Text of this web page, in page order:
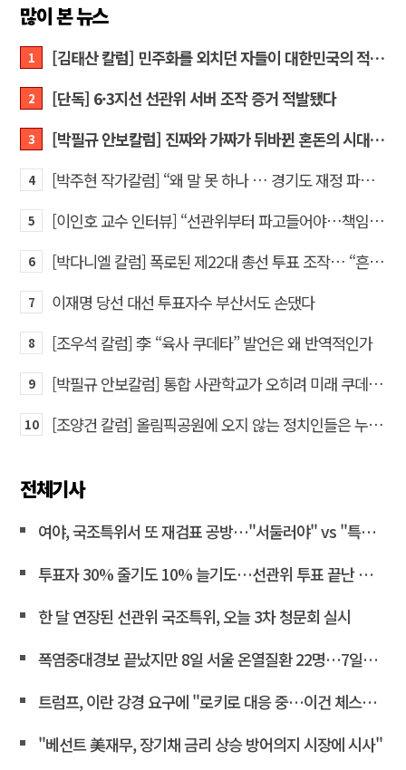
많이 본 뉴스
1 [김태산 칼럼] 민주화를 외치던 자들이 대한민국의 적이고 간첩이었다
2 [단독] 6·3지선 선관위 서버 조작 증거 적발됐다
3 [박필규 안보칼럼] 진짜와 가짜가 뒤바뀐 혼돈의 시대, 안보 파탄은 막아야
4 [박주현 작가칼럼] “왜 말 못 하나 … 경기도 재정 파탄의 진짜 원인을”
5 [이인호 교수 인터뷰] “선관위부터 파고들어야…책임자 직접 고발하라”
6 [박다니엘 칼럼] 폭로된 제22대 총선 투표 조작… “흔들리는 가짜 국회의원들”
7 이재명 당선 대선 투표자수 부산서도 손댔다
8 [조우석 칼럼] 李 “육사 쿠데타” 발언은 왜 반역적인가
9 [박필규 안보칼럼] 통합 사관학교가 오히려 미래 쿠데타의 통로가 되는 이유
10 [조양건 칼럼] 올림픽공원에 오지 않는 정치인들은 누구인가
전체기사
여야, 국조특위서 또 재검표 공방…"서둘러야" vs "특검 연계"<연합뉴스>
투표자 30% 줄기도 10% 늘기도…선관위 투표 끝난 뒤 조작 정황
한 달 연장된 선관위 국조특위, 오늘 3차 청문회 실시
폭염중대경보 끝났지만 8일 서울 온열질환 22명…7일째 두자리
트럼프, 이란 강경 요구에 "로키로 대응 중…이건 체스게임"
"베선트 美재무, 장기채 금리 상승 방어의지 시장에 시사"